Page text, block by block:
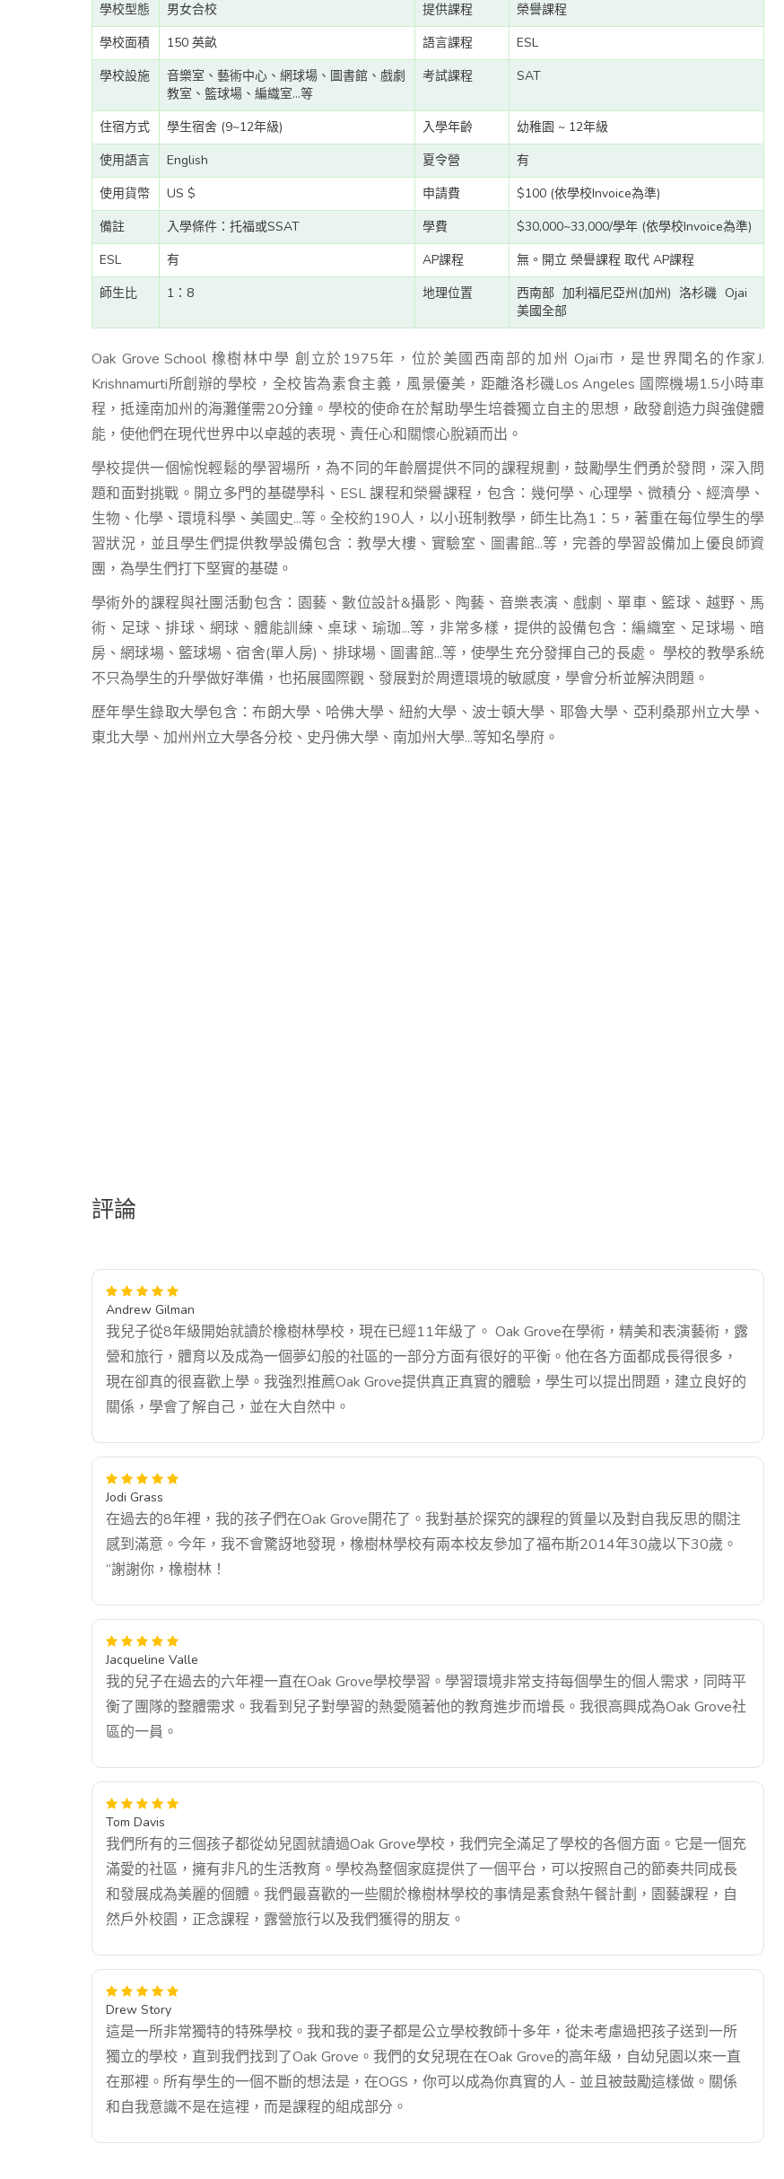
學校型態 男女合校 提供課程
榮譽課程
學校面積
150 英畝 語言課程
ESL
學校設施
音樂室、藝術中心、網球場、圖書館、戲劇
教室、籃球場、編織室...等
考試課程 SAT
住宿方式 學生宿舍 (9~12年級) 入學年齡
幼稚園 ~ 12年級
使用語言
English 夏令營
有
使用貨幣
US $ 申請費
$100 (依學校Invoice為準)
備註
入學條件：托福或SSAT 學費
$30,000~33,000/學年 (依學校Invoice為準)
ESL
有 AP課程
無。開立 榮譽課程 取代 AP課程
師生比
1：8 地理位置 西南部 加利福尼亞州(加州) 洛杉磯 Ojai
美國全部
Oak Grove School 橡樹林中學 創立於1975年，位於美國西南部的加州 Ojai市，是世界聞名的作家J.
Krishnamurti所創辦的學校，全校皆為素食主義，風景優美，距離洛杉磯Los Angeles 國際機場1.5小時車
程，抵達南加州的海灘僅需20分鐘。學校的使命在於幫助學生培養獨立自主的思想，啟發創造力與強健體
能，使他們在現代世界中以卓越的表現、責任心和關懷心脫穎而出。
學校提供一個愉悅輕鬆的學習場所，為不同的年齡層提供不同的課程規劃，鼓勵學生們勇於發問，深入問
題和面對挑戰。開立多門的基礎學科、ESL 課程和榮譽課程，包含：幾何學、心理學、微積分、經濟學、
生物、化學、環境科學、美國史...等。全校約190人，以小班制教學，師生比為1：5，著重在每位學生的學
習狀況，並且學生們提供教學設備包含：教學大樓、實驗室、圖書館...等，完善的學習設備加上優良師資
團，為學生們打下堅實的基礎。
學術外的課程與社團活動包含：園藝、數位設計&攝影、陶藝、音樂表演、戲劇、單車、籃球、越野、馬
術、足球、排球、網球、體能訓練、桌球、瑜珈...等，非常多樣，提供的設備包含：編織室、足球場、暗
房、網球場、籃球場、宿舍(單人房)、排球場、圖書館...等，使學生充分發揮自己的長處。 學校的教學系統
不只為學生的升學做好準備，也拓展國際觀、發展對於周遭環境的敏感度，學會分析並解決問題。
歷年學生錄取大學包含：布朗大學、哈佛大學、紐約大學、波士頓大學、耶魯大學、亞利桑那州立大學、
東北大學、加州州立大學各分校、史丹佛大學、南加州大學...等知名學府。
評論
Andrew Gilman
我兒子從8年級開始就讀於橡樹林學校，現在已經11年級了。 Oak Grove在學術，精美和表演藝術，露
營和旅行，體育以及成為一個夢幻般的社區的一部分方面有很好的平衡。他在各方面都成長得很多，
現在卻真的很喜歡上學。我強烈推薦Oak Grove提供真正真實的體驗，學生可以提出問題，建立良好的
關係，學會了解自己，並在大自然中。
Jodi Grass
在過去的8年裡，我的孩子們在Oak Grove開花了。我對基於探究的課程的質量以及對自我反思的關注
感到滿意。今年，我不會驚訝地發現，橡樹林學校有兩本校友參加了福布斯2014年30歲以下30歲。
“謝謝你，橡樹林！
Jacqueline Valle
我的兒子在過去的六年裡一直在Oak Grove學校學習。學習環境非常支持每個學生的個人需求，同時平
衡了團隊的整體需求。我看到兒子對學習的熱愛隨著他的教育進步而增長。我很高興成為Oak Grove社
區的一員。
Tom Davis
我們所有的三個孩子都從幼兒園就讀過Oak Grove學校，我們完全滿足了學校的各個方面。它是一個充
滿愛的社區，擁有非凡的生活教育。學校為整個家庭提供了一個平台，可以按照自己的節奏共同成長
和發展成為美麗的個體。我們最喜歡的一些關於橡樹林學校的事情是素食熱午餐計劃，園藝課程，自
然戶外校園，正念課程，露營旅行以及我們獲得的朋友。
Drew Story
這是一所非常獨特的特殊學校。我和我的妻子都是公立學校教師十多年，從未考慮過把孩子送到一所
獨立的學校，直到我們找到了Oak Grove。我們的女兒現在在Oak Grove的高年級，自幼兒園以來一直
在那裡。所有學生的一個不斷的想法是，在OGS，你可以成為你真實的人 - 並且被鼓勵這樣做。關係
和自我意識不是在這裡，而是課程的組成部分。